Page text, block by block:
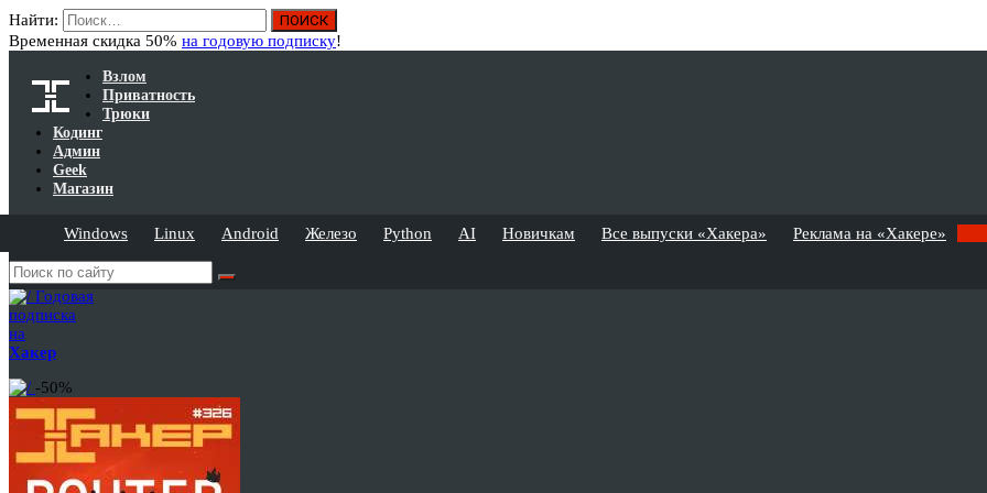
Найти:
Временная скидка 50% на годовую подписку!
Взлом
Приватность
Трюки
Кодинг
Админ
Geek
Магазин
Windows Linux Android Железо Python AI Новичкам Все выпуски «Хакера» Реклама на «Хакере»
Годовая
подписка
на
Хакер
-50%